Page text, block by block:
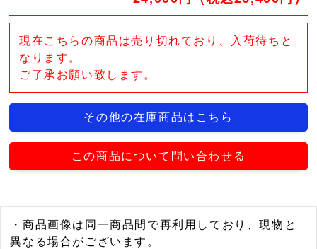
現在こちらの商品は売り切れており、入荷待ちと
なります。
ご了承お願い致します。
その他の在庫商品はこちら
この商品について問い合わせる
・商品画像は同一商品間で再利用しており、現物と
異なる場合がございます。